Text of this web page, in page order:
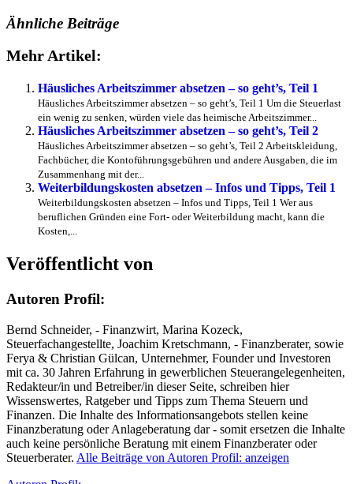
Ähnliche Beiträge
Mehr Artikel:
Häusliches Arbeitszimmer absetzen – so geht’s, Teil 1
Häusliches Arbeitszimmer absetzen – so geht’s, Teil 1 Um die Steuerlast
ein wenig zu senken, würden viele das heimische Arbeitszimmer...
Häusliches Arbeitszimmer absetzen – so geht’s, Teil 2
Häusliches Arbeitszimmer absetzen – so geht’s, Teil 2 Arbeitskleidung,
Fachbücher, die Kontoführungsgebühren und andere Ausgaben, die im
Zusammenhang mit der...
Weiterbildungskosten absetzen – Infos und Tipps, Teil 1
Weiterbildungskosten absetzen – Infos und Tipps, Teil 1 Wer aus
beruflichen Gründen eine Fort- oder Weiterbildung macht, kann die
Kosten,...
Veröffentlicht von
Autoren Profil:
Bernd Schneider, - Finanzwirt, Marina Kozeck,
Steuerfachangestellte, Joachim Kretschmann, - Finanzberater, sowie
Ferya & Christian Gülcan, Unternehmer, Founder und Investoren
mit ca. 30 Jahren Erfahrung in gewerblichen Steuerangelegenheiten,
Redakteur/in und Betreiber/in dieser Seite, schreiben hier
Wissenswertes, Ratgeber und Tipps zum Thema Steuern und
Finanzen. Die Inhalte des Informationsangebots stellen keine
Finanzberatung oder Anlageberatung dar - somit ersetzen die Inhalte
auch keine persönliche Beratung mit einem Finanzberater oder
Steuerberater. Alle Beiträge von Autoren Profil: anzeigen